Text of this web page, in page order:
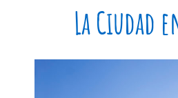
La Ciudad